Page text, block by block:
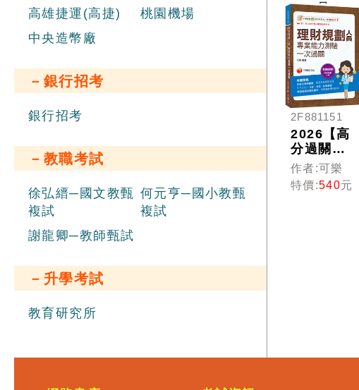
高雄捷運(高捷)
桃園機場
中央造幣廠
－銀行招考
銀行招考
－教職考試
徐弘縉─國文教甄
複試
何元亨─國小教甄
複試
謝龍卿─教師甄試
－升學考試
教育研究所
員
2F881151
2026【高
分過關看
這本!】理
財規劃人
員專業能
作者:可樂
特價:540元